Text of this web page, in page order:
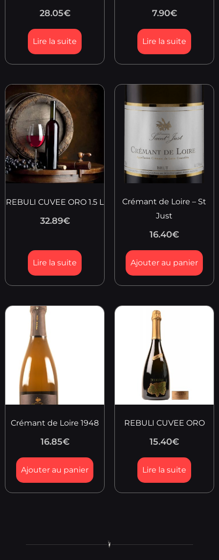
28.05€
Lire la suite
7.90€
Lire la suite
REBULI CUVEE ORO 1.5 L
32.89€
Lire la suite
Crémant de Loire – St
Just
16.40€
Ajouter au panier
Crémant de Loire 1948
16.85€
Ajouter au panier
REBULI CUVEE ORO
15.40€
Lire la suite